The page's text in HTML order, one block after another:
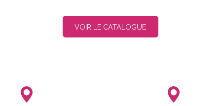
VOIR LE CATALOGUE